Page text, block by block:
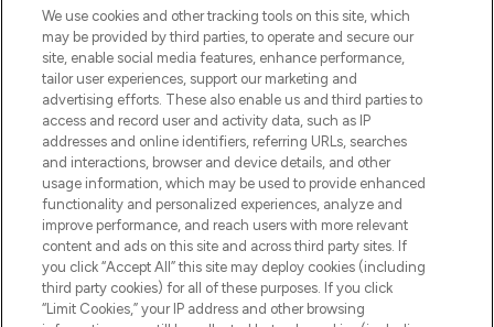
LOOKFANTASTIC is de ultieme online
beautybestemming van Europa, met de
beste huidverzorging, haarproducten en
make-up van meer dan 200 topmerken.
Shop online of via de app, met gratis
verzending vanaf €40.
Cookie-toestemming
Do Not Sell or Share My Personal
Information
HELP & INFORMATIE
We use cookies and other tracking tools on this site, which
may be provided by third parties, to operate and secure our
site, enable social media features, enhance performance,
tailor user experiences, support our marketing and
advertising efforts. These also enable us and third parties to
access and record user and activity data, such as IP
addresses and online identifiers, referring URLs, searches
and interactions, browser and device details, and other
usage information, which may be used to provide enhanced
functionality and personalized experiences, analyze and
improve performance, and reach users with more relevant
content and ads on this site and across third party sites. If
you click “Accept All” this site may deploy cookies (including
third party cookies) for all of these purposes. If you click
“Limit Cookies,” your IP address and other browsing